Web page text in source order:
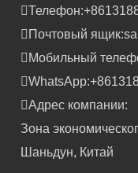
Телефон:
Почтовый ящик:
Мобильный
WhatsApp:
Адрес компании:
Зона
Шаньдун, Китай